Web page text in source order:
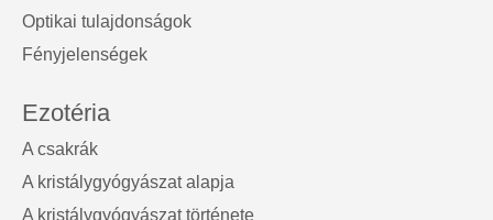
Optikai tulajdonságok
Fényjelenségek
Ezotéria
A csakrák
A kristálygyógyászat alapja
A kristálygyógyászat története